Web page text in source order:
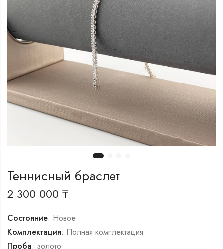
Теннисный браслет
2 300 000 ₸
Состояние: Новое
Комплектация: Полная комплектация
Проба: золото